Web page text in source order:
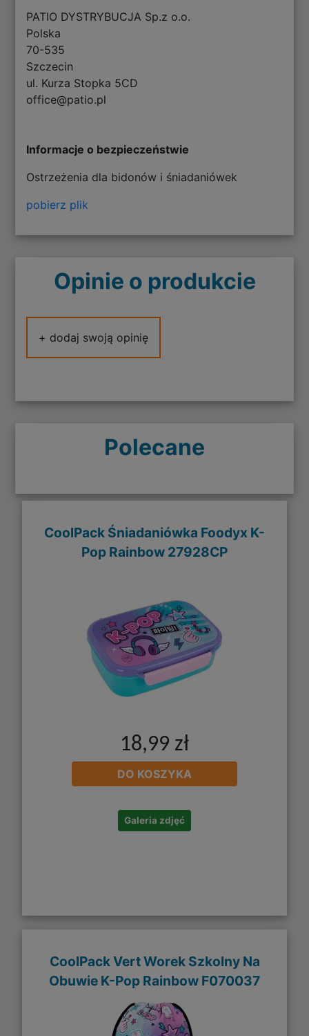
PATIO DYSTRYBUCJA Sp.z o.o.
Polska
70-535
Szczecin
ul. Kurza Stopka 5CD
office@patio.pl
Informacje o bezpieczeństwie
Ostrzeżenia dla bidonów i śniadaniówek
pobierz plik
Opinie o produkcie
+ dodaj swoją opinię
Polecane
CoolPack Śniadaniówka Foodyx K-
Pop Rainbow 27928CP
18,99 zł
DO KOSZYKA
Galeria zdjęć
CoolPack Vert Worek Szkolny Na
Obuwie K-Pop Rainbow F070037